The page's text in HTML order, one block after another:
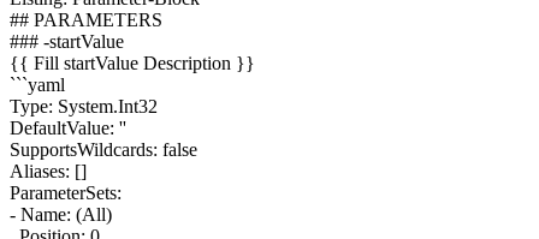
## PARAMETERS
### -startValue
{{ Fill startValue Description }}
```yaml
Type: System.Int32
DefaultValue: ''
SupportsWildcards: false
Aliases: []
ParameterSets:
- Name: (All)